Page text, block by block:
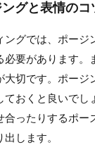
グと表情のコ
ングでは、ポージ
必要があります。
切です。ポージ
ておくと良いでし
合ったりするポー
します。